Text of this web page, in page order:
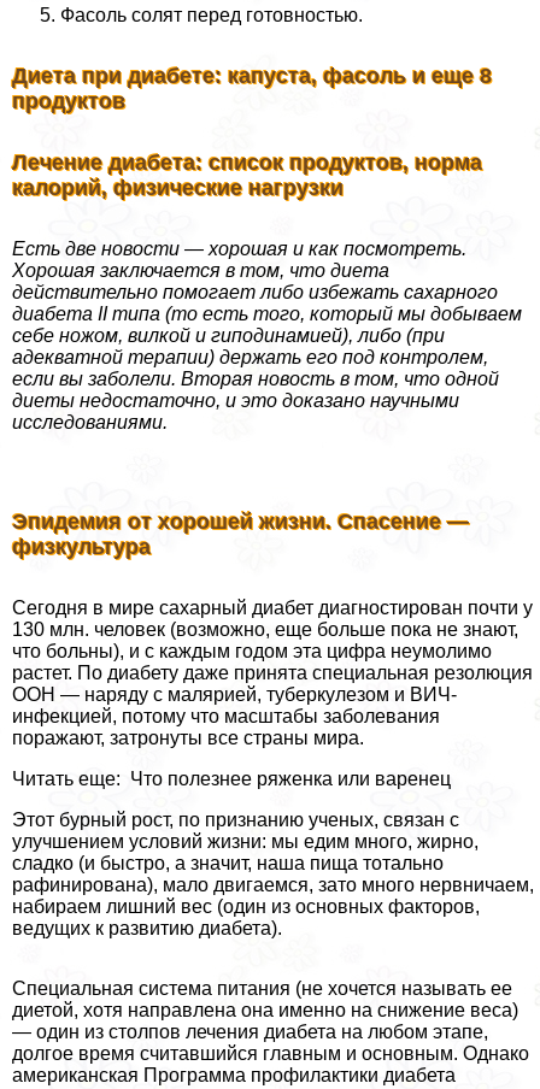
Фасоль солят перед готовностью.
Диета при диабете: капуста, фасоль и еще 8
продуктов
Лечение диабета: список продуктов, норма
калорий, физические нагрузки
Есть две новости — хорошая и как посмотреть.
Хорошая заключается в том, что диета
действительно помогает либо избежать сахарного
диабета II типа (то есть того, который мы добываем
себе ножом, вилкой и гиподинамией), либо (при
адекватной терапии) держать его под контролем,
если вы заболели. Вторая новость в том, что одной
диеты недостаточно, и это доказано научными
исследованиями.
Эпидемия от хорошей жизни. Спасение —
физкультура
Сегодня в мире сахарный диабет диагностирован почти у
130 млн. человек (возможно, еще больше пока не знают,
что больны), и с каждым годом эта цифра неумолимо
растет. По диабету даже принята специальная резолюция
ООН — наряду с малярией, туберкулезом и ВИЧ-
инфекцией, потому что масштабы заболевания
поражают, затронуты все страны мира.
Читать еще: Что полезнее ряженка или варенец
Этот бурный рост, по признанию ученых, связан с
улучшением условий жизни: мы едим много, жирно,
сладко (и быстро, а значит, наша пища тотально
рафинирована), мало двигаемся, зато много нервничаем,
набираем лишний вес (один из основных факторов,
ведущих к развитию диабета).
Специальная система питания (не хочется называть ее
диетой, хотя направлена она именно на снижение веса)
— один из столпов лечения диабета на любом этапе,
долгое время считавшийся главным и основным. Однако
американская Программа профилактики диабета